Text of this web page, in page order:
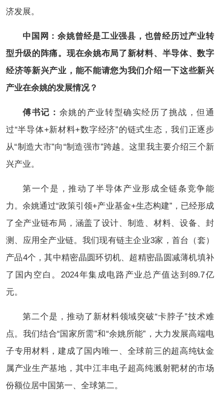
济发展。
中国网：余姚曾经是工业强县，也曾经历过产业转
型升级的阵痛。现在余姚布局了新材料、半导体、数字
经济等新兴产业，能不能请您为我们介绍一下这些新兴
产业在余姚的发展情况？
傅书记： 余姚的产业转型确实经历了挑战，但通
过“半导体+新材料+数字经济”的链式生态，我们正逐步
从“制造大市”向“制造强市”跨越。这里我主要介绍三个新
兴产业。
第一个是，推动了半导体产业形成全链条竞争能
力。余姚通过“政策引领+产业基金+生态构建”，已经形成
了全产业链布局，涵盖了设计、制造、材料、设备、封
测、应用全产业链。我们现有链主企业3家，首台（套）
产品4个，其中精密晶圆环切机、超精密晶圆减薄机填补
了国内空白。2024年集成电路产业总产值达到89.7亿
元。
第二个是，推动了新材料领域突破“卡脖子”技术难
点。我们结合“国家所需”和“余姚所能”，大力发展高端电
子专用材料，建成了国内唯一、全球前三的超高纯钛金
属产业生产基地，其中江丰电子超高纯溅射靶材的市场
份额位居中国第一、全球第二。